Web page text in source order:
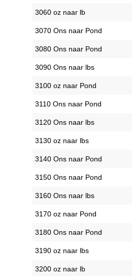
3060 oz naar lb
3070 Ons naar Pond
3080 Ons naar Pond
3090 Ons naar lbs
3100 oz naar Pond
3110 Ons naar Pond
3120 Ons naar lbs
3130 oz naar lbs
3140 Ons naar Pond
3150 Ons naar Pond
3160 Ons naar lbs
3170 oz naar Pond
3180 Ons naar Pond
3190 oz naar lbs
3200 oz naar lb